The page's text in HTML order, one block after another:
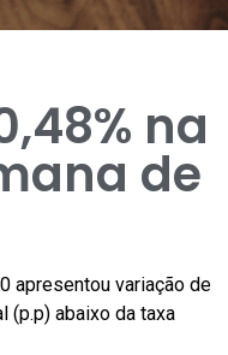
na
de
apresentou variação de
(p.p) abaixo da taxa